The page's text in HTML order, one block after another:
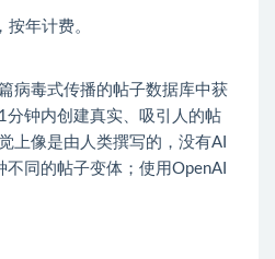
按年计费。
病毒式传播的帖子数据库中获
分钟内创建真实、吸引人的帖
上像是由人类撰写的，没有AI
同的帖子变体；使用OpenAI